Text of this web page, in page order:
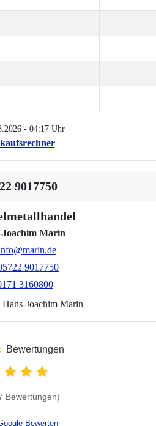
- 04:17 Uhr
9017750
Marin
9017750
3160800
Bewertungen
Bewertungen)
Bewerten